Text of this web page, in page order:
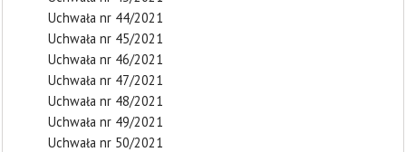
Uchwała nr 44/2021
Uchwała nr 45/2021
Uchwała nr 46/2021
Uchwała nr 47/2021
Uchwała nr 48/2021
Uchwała nr 49/2021
Uchwała nr 50/2021